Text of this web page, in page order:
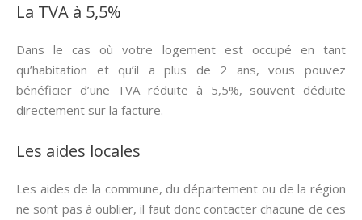
La TVA à 5,5%
Dans le cas où votre logement est occupé en tant
qu’habitation et qu’il a plus de 2 ans, vous pouvez
bénéficier d’une TVA réduite à 5,5%, souvent déduite
directement sur la facture.
Les aides locales
Les aides de la commune, du département ou de la région
ne sont pas à oublier, il faut donc contacter chacune de ces